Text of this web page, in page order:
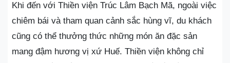
Khi đến với Thiền viện Trúc Lâm Bạch Mã, ngoài việc
chiêm bái và tham quan cảnh sắc hùng vĩ, du khách
cũng có thể thưởng thức những món ăn đặc sản
mang đậm hương vị xứ Huế. Thiền viện không chỉ